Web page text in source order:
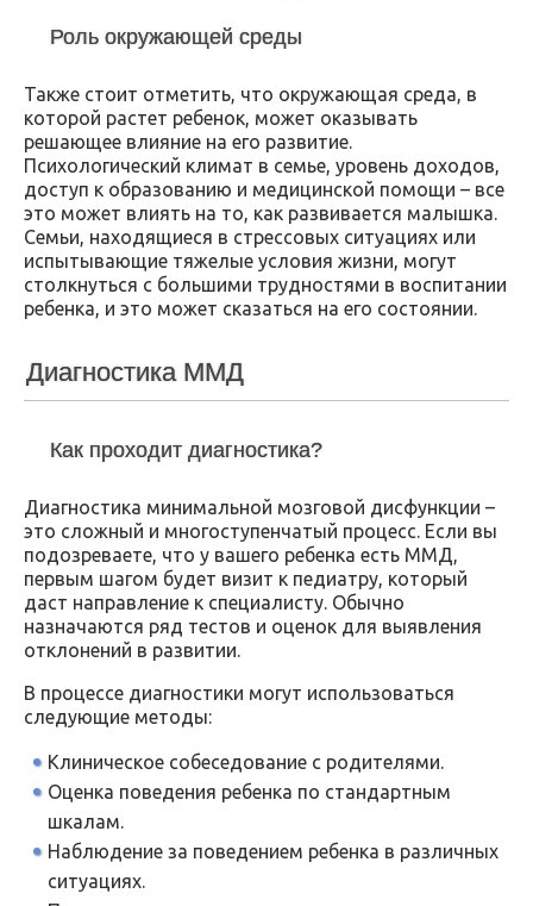
Роль окружающей среды
Также стоит отметить, что окружающая среда, в
которой растет ребенок, может оказывать
решающее влияние на его развитие.
Психологический климат в семье, уровень доходов,
доступ к образованию и медицинской помощи – все
это может влиять на то, как развивается малышка.
Семьи, находящиеся в стрессовых ситуациях или
испытывающие тяжелые условия жизни, могут
столкнуться с большими трудностями в воспитании
ребенка, и это может сказаться на его состоянии.
Диагностика ММД
Как проходит диагностика?
Диагностика минимальной мозговой дисфункции –
это сложный и многоступенчатый процесс. Если вы
подозреваете, что у вашего ребенка есть ММД,
первым шагом будет визит к педиатру, который
даст направление к специалисту. Обычно
назначаются ряд тестов и оценок для выявления
отклонений в развитии.
В процессе диагностики могут использоваться
следующие методы:
Клиническое собеседование с родителями.
Оценка поведения ребенка по стандартным
шкалам.
Наблюдение за поведением ребенка в различных
ситуациях.